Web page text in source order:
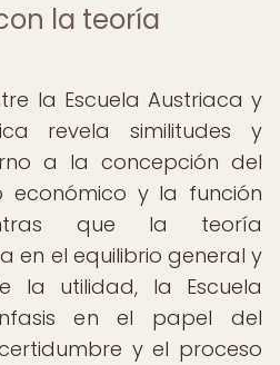
la teoría
la Escuela Austriaca y
revela similitudes y
a la concepción del
económico y la función
que la teoría
en el equilibrio general y
la utilidad, la Escuela
en el papel del
y el proceso